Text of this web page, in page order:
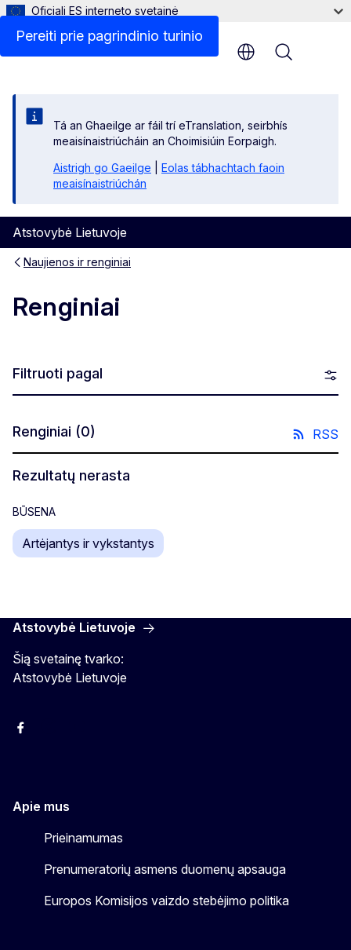
Pereiti prie pagrindinio turinio
Oficiali ES interneto svetainė
Tá an Ghaeilge ar fáil trí eTranslation, seirbhís
meaisínaistriúcháin an Choimisiúin Eorpaigh.
Aistrigh go Gaeilge
Eolas tábhachtach faoin
meaisínaistriúchán
Atstovybė Lietuvoje
Menu
Naujienos ir renginiai
Renginiai
Filtruoti pagal
Renginiai (0) RSS
Rezultatų nerasta
BŪSENA
Artėjantys ir vykstantys
Atstovybė Lietuvoje
Šią svetainę tvarko:
Atstovybė Lietuvoje
Facebook
Apie mus
Prieinamumas
Prenumeratorių asmens duomenų apsauga
Europos Komisijos vaizdo stebėjimo politika